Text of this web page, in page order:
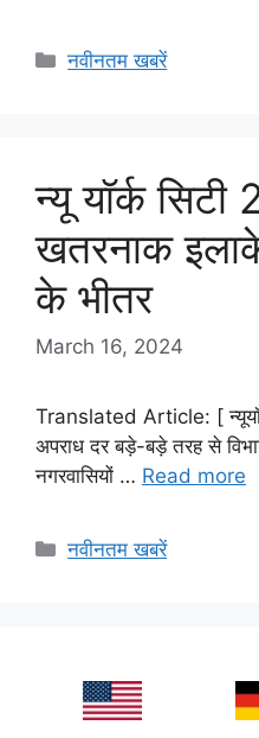
Categories
नवीनतम खबरें
न्यू यॉर्क
खतरनाक
के भीतर
March 16, 2024
Translated Article: [
अपराध दर बड़े-बड़े तरह से
नगरवासियों … Read more
Categories
नवीनतम खबरें